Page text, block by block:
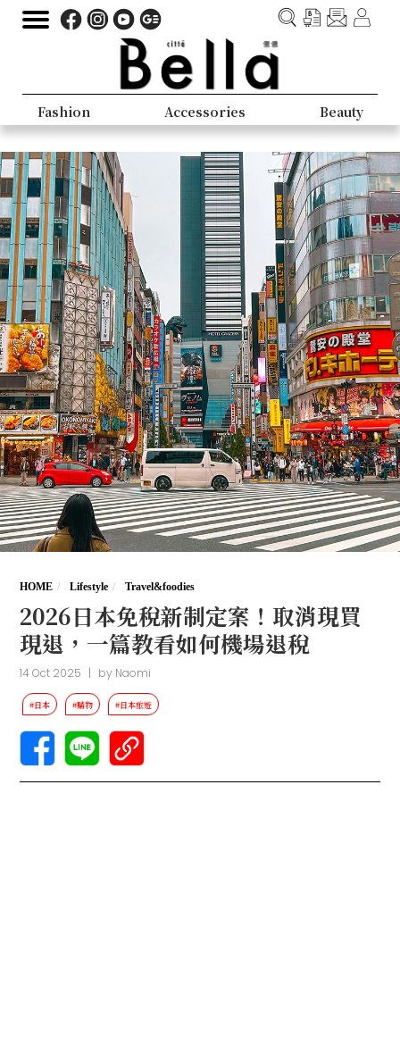
Fashion Accessories Beauty
HOME Lifestyle Travel&foodies
2026日本免稅新制定案！取消現買
現退，一篇教看如何機場退稅
14 Oct 2025 | by Naomi
#日本 #購物 #日本旅遊